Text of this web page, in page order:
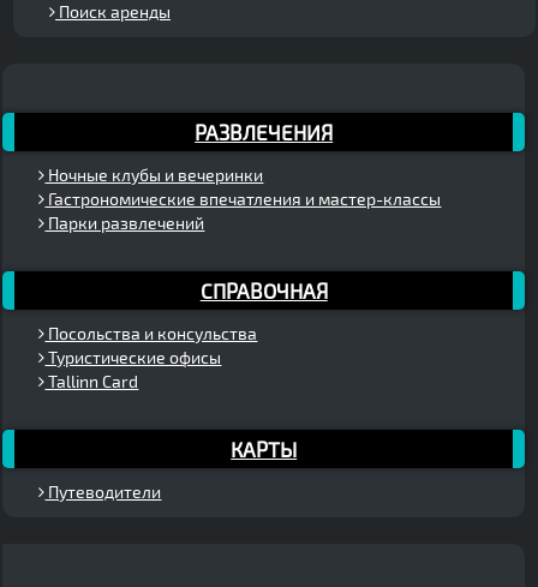
Поиск аренды
РАЗВЛЕЧЕНИЯ
Ночные клубы и вечеринки
Гастрономические впечатления и мастер-классы
Парки развлечений
СПРАВОЧНАЯ
Посольства и консульства
Туристические офисы
Tallinn Card
КАРТЫ
Путеводители